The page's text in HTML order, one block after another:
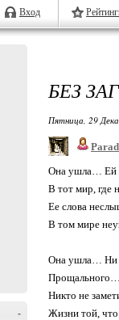
Вход
-
БЕЗ
Пятница, 29
Она ушла… Ей
В тот мир, где
Ее слова
В том мире
Она ушла… Ни
Никто не
Жизни той,